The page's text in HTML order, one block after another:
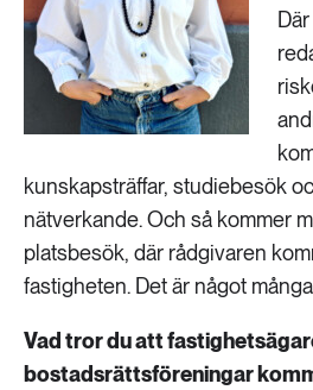
kunskapsträffar, studiebesök
nätverkande. Och så kommer
platsbesök, där rådgivaren
fastigheten. Det är något
Vad tror du att
bostadsrättsföreningar